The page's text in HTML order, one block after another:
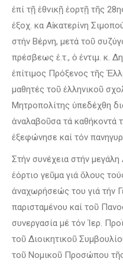
ἐπί τῇ ἐθνικῇ ἑορτῇ τῆς
ἐξοχ. κα Αἰκατερίνη
στήν Βέρνη, μετά τοῦ
πρέσβεως ἐ.τ., ὁ ἐντιμ. κ.
ἐπίτιμος Πρόξενος τῆς
μαθητές τοῦ ἑλληνικοῦ
Μητροπολίτης ὑπεδέχθη
ἀναλαβοῦσα τά καθήκοντά
ἐξεφώνησε καί τόν
Στήν συνέχεια στήν
ἑόρτιο γεῦμα γιά ὅλους
ἀναχωρήσεώς του γιά τήν
παρισταμένου καί τοῦ
συνεργασία μέ τόν Ἱερ.
τοῦ Διοικητικοῦ
τοῦ Νομικοῦ Προσώπου τῆς